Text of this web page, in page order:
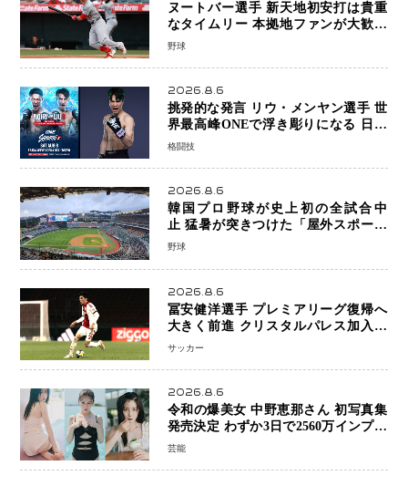
ヌートバー選手 新天地初安打は貴重
なタイムリー 本拠地ファンが大歓声
笑顔で歓喜
野球
2026.8.6
挑発的な発言 リウ・メンヤン選手 世
界最高峰ONEで浮き彫りになる 日本
キックボクシングが直面する“技術
格闘技
2026.8.6
韓国プロ野球が史上初の全試合中
止 猛暑が突きつけた「屋外スポーツ
の限界」 日本発のドーム型施設時代
野球
2026.8.6
冨安健洋選手 プレミアリーグ復帰へ
大きく前進 クリスタルパレス加入目
前 メディカルチェックも通過
サッカー
2026.8.6
令和の爆美女 中野恵那さん 初写真集
発売決定 わずか3日で2560万インプレ
ッションを記録した話題の美貌を凝縮
芸能